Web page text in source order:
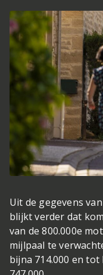
Uit de gegevens
blijkt verder dat
van de 800.000e
mijlpaal te
bijna 714.000 en